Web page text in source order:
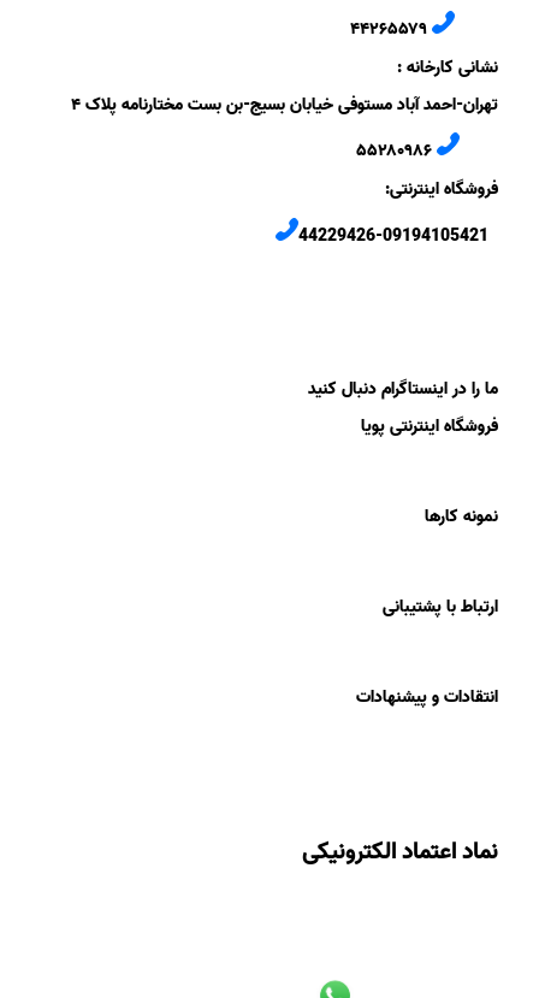
۴۴
۲۶۵۵۷۹
نشانی کارخانه :
تهران-احمد آباد مستوفیخیابان بسیج-بن بستمختارنامهپلاک ۴
۵۵۲۸۰۹۸۶
فروشگاه اینترنتی:
44229426-09194105421
ما را در اینستاگرام دنبال کنید
فروشگاه اینترنتی پویا
نمونه کارها
ارتباط با پشتیبانی
انتقادات و پیشنهادات
نماد اعتماد الکترونیکی